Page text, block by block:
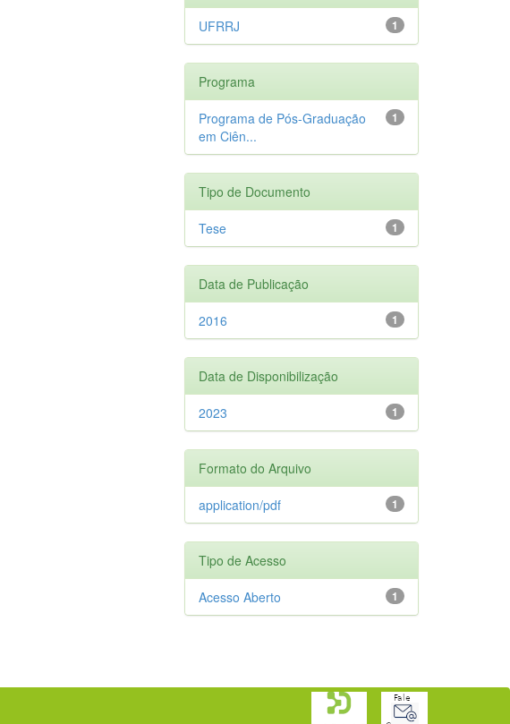
1
UFRRJ
Programa
1
Programa de Pós-Graduação
em Ciên...
Tipo de Documento
1
Tese
Data de Publicação
1
2016
Data de Disponibilização
1
2023
Formato do Arquivo
1
application/pdf
Tipo de Acesso
1
Acesso Aberto